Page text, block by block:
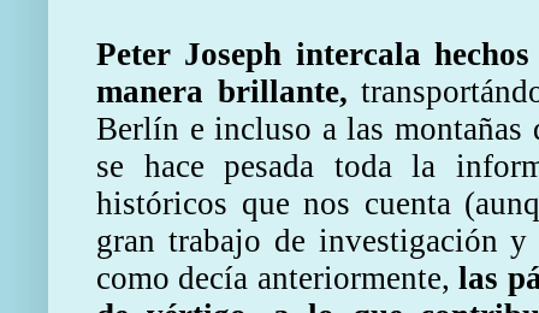
Peter Joseph intercala
manera brillante,
Berlín e incluso a las
se hace pesada toda la
históricos que nos cuenta
gran trabajo de investigación
como decía anteriormente,las